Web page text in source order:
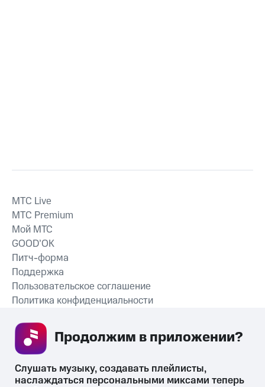
СКАЧАТЬ ПРИЛОЖЕНИЕ
MTС Live
MTС Premium
Мой МТС
GOOD’OK
Питч-форма
Поддержка
Пользовательское соглашение
Политика конфиденциальности
Слушать музыку, создавать плейлисты,
наслаждаться персональными миксами теперь